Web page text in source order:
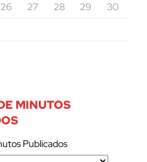
26 27 28 29
30
MINUTOS
Publicados